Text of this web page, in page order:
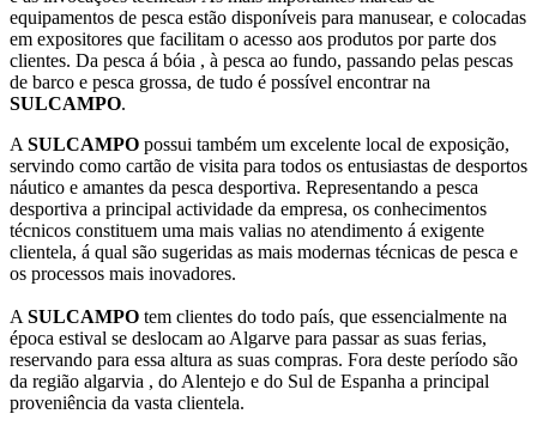
equipamentos de pesca estão disponíveis para manusear, e colocadas
em expositores que facilitam o acesso aos produtos por parte dos
clientes. Da pesca á bóia , à pesca ao fundo, passando pelas pescas
de barco e pesca grossa, de tudo é possível encontrar na
SULCAMPO.
A SULCAMPO possui também um excelente local de exposição,
servindo como cartão de visita para todos os entusiastas de desportos
náutico e amantes da pesca desportiva. Representando a pesca
desportiva a principal actividade da empresa, os conhecimentos
técnicos constituem uma mais valias no atendimento á exigente
clientela, á qual são sugeridas as mais modernas técnicas de pesca e
os processos mais inovadores.
A SULCAMPO tem clientes do todo país, que essencialmente na
época estival se deslocam ao Algarve para passar as suas ferias,
reservando para essa altura as suas compras. Fora deste período são
da região algarvia , do Alentejo e do Sul de Espanha a principal
proveniência da vasta clientela.